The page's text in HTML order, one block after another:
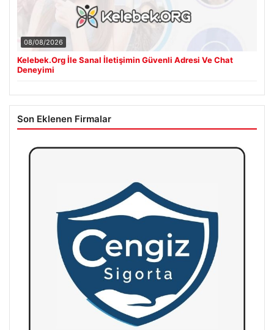
08/08/2026
Kelebek.Org İle Sanal İletişimin Güvenli Adresi Ve Chat
Deneyimi
Son Eklenen Firmalar